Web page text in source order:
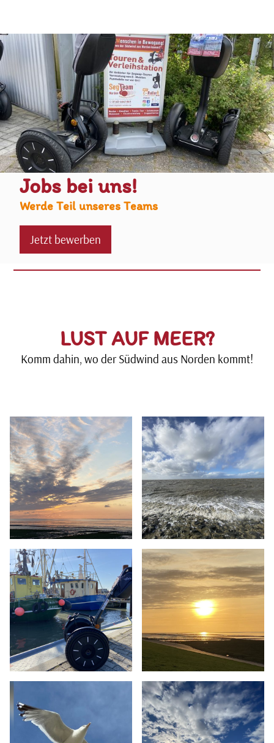
Jobs bei uns!
Werde Teil unseres Teams
Jetzt bewerben
LUST AUF MEER?
Komm dahin, wo der Südwind aus Norden kommt!